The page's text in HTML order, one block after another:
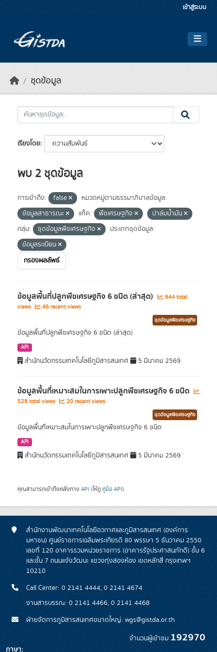
เข้าสู่ระบบ
ชุดข้อมูล
เรียงโดย
พบ 2 ชุดข้อมูล
การเข้าถึง: false
หมวดหมู่ตามธรรมาภิบาลข้อมูล:
ข้อมูลสาธารณะ
แท็ค: พืชเศรษฐกิจ
ปาล์มน้ำมัน
กลุ่ม:
ชุดข้อมูลพืชเศรษฐกิจ
ประเภทชุดข้อมูล:
ข้อมูลระเบียน
กรองผลลัพธ์
ข้อมูลพื้นที่ปลูกพืชเศรษฐกิจ 6 ชนิด (ล่าสุด)
944 total
views
46 recent views
ชุดข้อมูลพืชเศรษฐกิจ
ข้อมูลพื้นที่ปลูกพืชเศรษฐกิจ 6 ชนิด (ล่าสุด)
API
สำนักนวัตกรรมเทคโนโลยีภูมิสารสนเทศ 5 มีนาคม 2569
ข้อมูลพื้นที่เหมาะสมในการเพาะปลูกพืชเศรษฐกิจ 6 ชนิด
528 total views 20 recent views
ชุดข้อมูลพืชเศรษฐกิจ
ข้อมูลพื้นที่เหมาะสมในการเพาะปลูกพืชเศรษฐกิจ 6 ชนิด
API
สำนักนวัตกรรมเทคโนโลยีภูมิสารสนเทศ 5 มีนาคม 2569
คุณสามารถเข้าถึงคลังทาง API (ให้ดู คู่มือ API).
สำนักงานพัฒนาเทคโนโลยีอวกาศและภูมิสารสนเทศ (องค์การ
มหาชน) ศูนย์ราชการเฉลิมพระเกียรติ 80 พรรษา 5 ธันวาคม 2550
เลขที่ 120 อาคารรวมหน่วยราชการ (อาคารรัฐประศาสนภักดี) ชั้น 6
และชั้น 7 ถนนแจ้งวัฒนะ แขวงทุ่งสองห้อง เขตหลักสี่ กรุงเทพฯ
10210
Call Center: 0 2141 4444, 0 2141 4674
งานสารบรรณ: 0 2141 4466, 0 2141 4468
ฝ่ายจัดการภูมิสารสนเทศขนาดใหญ่: wgs@gistda.or.th
จำนวนผู้เข้าชม 192970
ภาษา